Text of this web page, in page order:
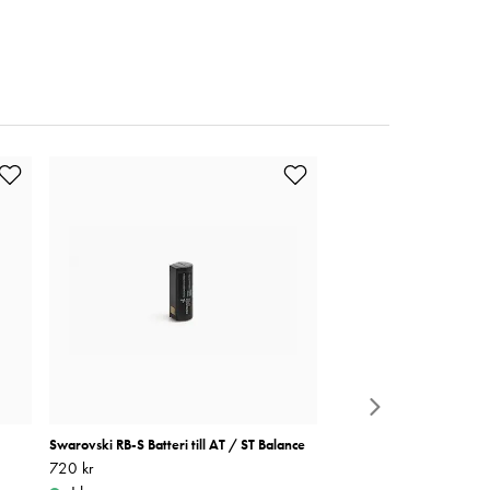
Swarovski RB-S Batteri till AT / ST Balance
Pris: 720 kr
720 kr